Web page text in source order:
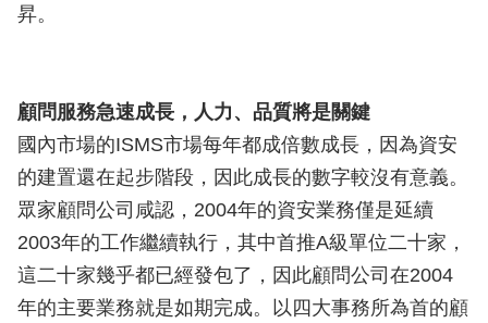
昇。
顧問服務急速成長，人力、品質將是關鍵
國內市場的ISMS市場每年都成倍數成長，因為資安
的建置還在起步階段，因此成長的數字較沒有意義。
眾家顧問公司咸認，2004年的資安業務僅是延續
2003年的工作繼續執行，其中首推A級單位二十家，
這二十家幾乎都已經發包了，因此顧問公司在2004
年的主要業務就是如期完成。以四大事務所為首的顧